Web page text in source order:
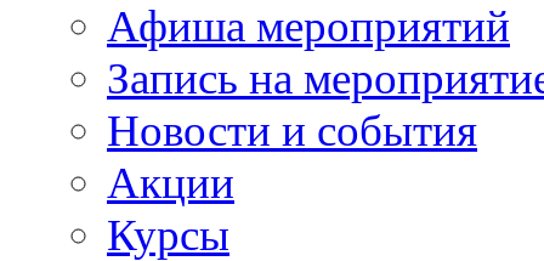
Афиша мероприятий
Запись на
Новости и события
Акции
Курсы